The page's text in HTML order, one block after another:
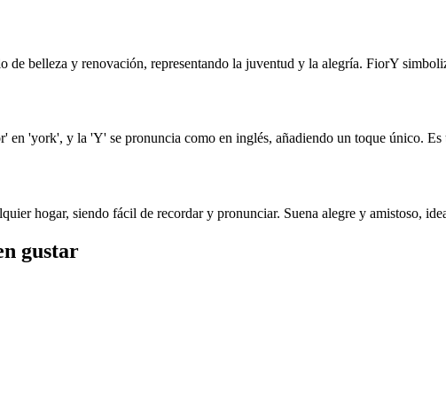
de belleza y renovación, representando la juventud y la alegría. FiorY
en 'york', y la 'Y' se pronuncia como en inglés, añadiendo un toque único.
hogar, siendo fácil de recordar y pronunciar. Suena alegre y amistoso,
gustar